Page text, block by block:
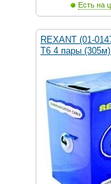
Есть на
REXANT (01-
T6 4 пары